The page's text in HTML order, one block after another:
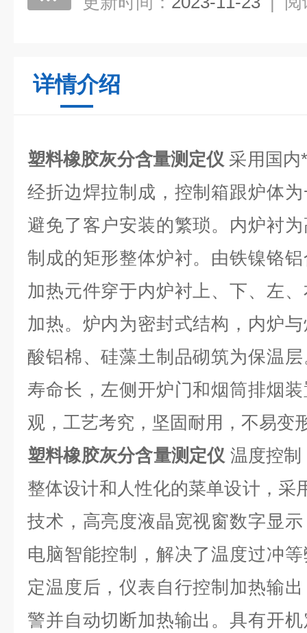
详情介绍
塑料橡胶灰分含量测定仪 采用国内
经折边焊拉制成，控制箱跟炉体
避免了客户安装的繁琐。内炉衬
制成的矩形整体炉衬。由铁镍铬
加热元件穿于内炉衬上、下、左
加热。炉内为密封式结构，内炉
酸铝棉、硅藻土制品砌筑为保温
寿命长，左侧开炉门和烟筒排烟
观，工艺考究，坚固耐用，不易变
塑料橡胶灰分含量测定仪 温度控制
整体设计和人性化的菜单设计，采
技术，高亮度液晶宽视窗数字显
电脑智能控制，解决了温度过冲
定温度后，仪表自行控制加热输
警并自动切断加热输出。具有开